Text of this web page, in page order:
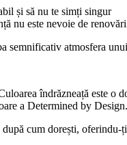
și să nu te simți singur
nu este nevoie de
atmosfera
îndrăzneață este o
a Determined by Design.
cum dorești,